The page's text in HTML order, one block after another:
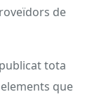
de
tota
que